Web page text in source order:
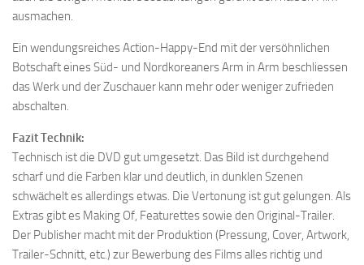
ausmachen.
Ein wendungsreiches Action-Happy-End mit der versöhnlichen
Botschaft eines Süd- und Nordkoreaners Arm in Arm beschliessen
das Werk und der Zuschauer kann mehr oder weniger zufrieden
abschalten.
Fazit Technik:
Technisch ist die DVD gut umgesetzt. Das Bild ist durchgehend
scharf und die Farben klar und deutlich, in dunklen Szenen
schwächelt es allerdings etwas. Die Vertonung ist gut gelungen. Als
Extras gibt es Making Of, Featurettes sowie den Original-Trailer.
Der Publisher macht mit der Produktion (Pressung, Cover, Artwork,
Trailer-Schnitt, etc.) zur Bewerbung des Films alles richtig und